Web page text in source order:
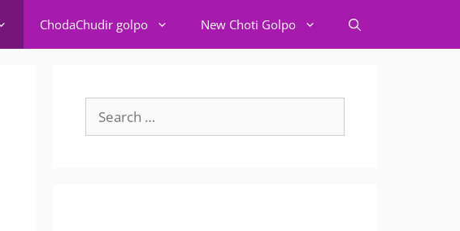
ChodaChudir golpo New Choti Golpo
for: